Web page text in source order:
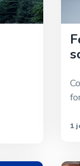
1